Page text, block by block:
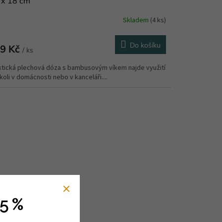
Skladem (4 ks)
Kč / ks
Do košíku
plechová dóza s bambusovým víkem najde využití
v domácnosti nebo v kanceláři....
%